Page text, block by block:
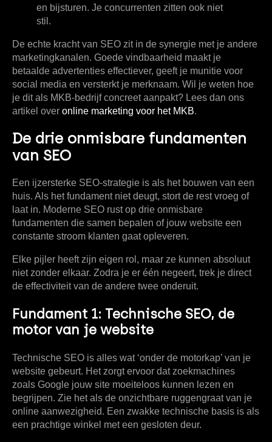
en bijsturen. Je concurrenten zitten ook niet
stil.
De echte kracht van SEO zit in de synergie met je andere
marketingkanalen. Goede vindbaarheid maakt je
betaalde advertenties effectiever, geeft je munitie voor
social media en versterkt je merknaam. Wil je weten hoe
je dit als MKB-bedrijf concreet aanpakt? Lees dan ons
artikel over online marketing voor het MKB.
De drie onmisbare fundamenten
van SEO
Een ijzersterke SEO-strategie is als het bouwen van een
huis. Als het fundament niet deugt, stort de rest vroeg of
laat in. Moderne SEO rust op drie onmisbare
fundamenten die samen bepalen of jouw website een
constante stroom klanten gaat opleveren.
Elke pijler heeft zijn eigen rol, maar ze kunnen absoluut
niet zonder elkaar. Zodra je er één negeert, trek je direct
de effectiviteit van de andere twee onderuit.
Fundament 1: Technische SEO, de
motor van je website
Technische SEO is alles wat ‘onder de motorkap’ van je
website gebeurt. Het zorgt ervoor dat zoekmachines
zoals Google jouw site moeiteloos kunnen lezen en
begrijpen. Zie het als de onzichtbare ruggengraat van je
online aanwezigheid. Een zwakke technische basis is als
een prachtige winkel met een gesloten deur.